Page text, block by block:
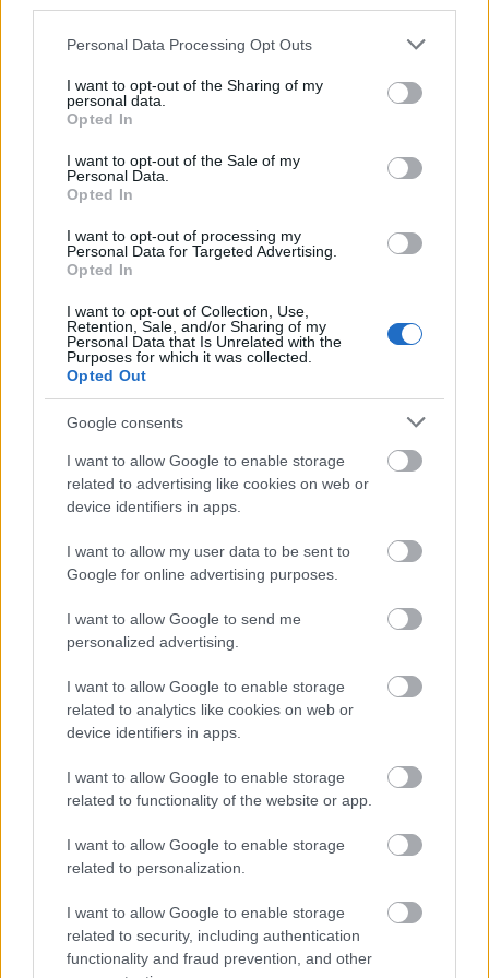
Please note that this website/app uses one or more Google
not limited to your visit or usage behaviour. You may click to
grant or deny consent to Google and its third-party tags to
use your data for below specified purposes in below Google
consent section.
Personal Data Processing Opt Outs
I want to opt-out of the Sharing of my
personal data.
Opted In
I want to opt-out of the Sale of my
Personal Data.
Opted In
I want to opt-out of processing my
Personal Data for Targeted Advertising.
Opted In
I want to opt-out of Collection, Use,
Retention, Sale, and/or Sharing of my
Personal Data that Is Unrelated with the
Purposes for which it was collected.
Opted Out
Google consents
I want to allow Google to enable storage
related to advertising like cookies on web or
device identifiers in apps.
I want to allow my user data to be sent to
Google for online advertising purposes.
I want to allow Google to send me
personalized advertising.
I want to allow Google to enable storage
related to analytics like cookies on web or
device identifiers in apps.
I want to allow Google to enable storage
related to functionality of the website or app.
I want to allow Google to enable storage
related to personalization.
I want to allow Google to enable storage
related to security, including authentication
functionality and fraud prevention, and other
Northug jr vann före Maxim Vylegzhanin och
Tord Asle Gjerdalen.
Norge.
Lång och stor karriär
men nu bor i Tønsberg söder om Oslo VM-
debuterade alltså i Holmenkollen 2011. Har har
deltagit i två OS och sju VM som givit 6 VM-
medaljer, varav tre guld.
Den absoluta höjdpunkten var VM-guldet i
skiathlon i Ramsau i Österrike i 2019
Sjur Røthe har åkt 218 världscuptävlingar
sedan han debuterade på femmilen i Trondheim
på pallen 44 gånger och har vunnit 13
världscuptävlingar, varav 6 är individuella
Men några flera blir det altså inte.
Prenumerera på vårt nyhetsbrev
Prenumerera